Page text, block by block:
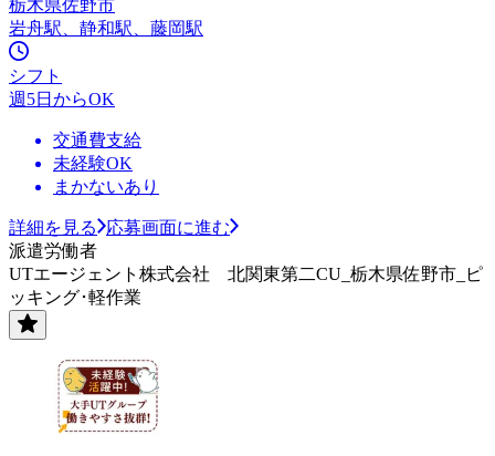
栃木県佐野市
岩舟駅、静和駅、藤岡駅
シフト
週5日からOK
交通費支給
未経験OK
まかないあり
詳細を見る
応募画面に進む
派遣労働者
UTエージェント株式会社 北関東第二CU_栃木県佐野市_ピ
ッキング･軽作業